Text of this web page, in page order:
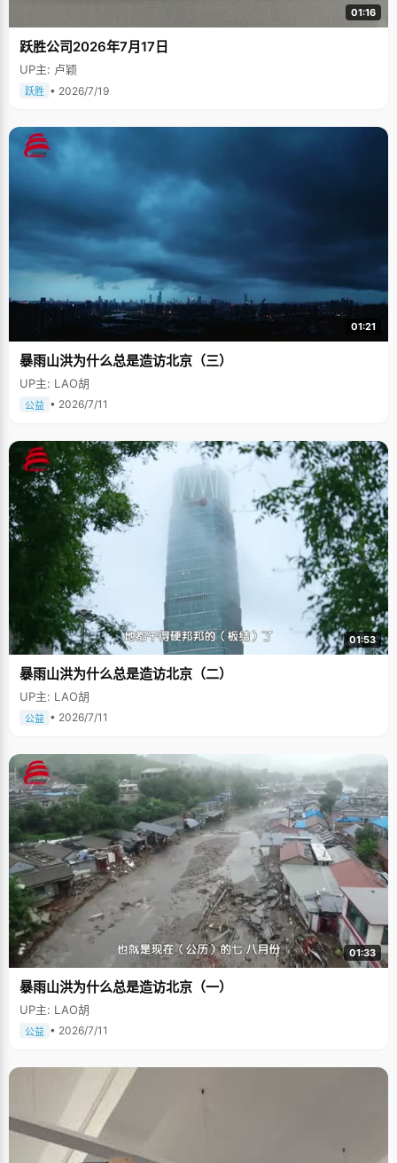
01:16
跃胜公司2026年7月17日
UP主: 卢颖
跃胜 • 2026/7/19
01:21
暴雨山洪为什么总是造访北京（三）
UP主: LAO胡
公益 • 2026/7/11
01:53
暴雨山洪为什么总是造访北京（二）
UP主: LAO胡
公益 • 2026/7/11
01:33
暴雨山洪为什么总是造访北京（一）
UP主: LAO胡
公益 • 2026/7/11